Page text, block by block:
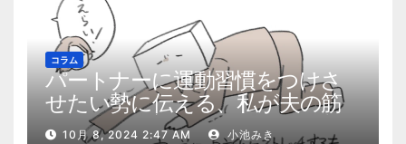
コラム
パートナーに運動習慣をつけさ
せたい勢に伝える、私が夫の筋
肉量を2kg増やした5ステップ
10月 8, 2024 2:47 AM 小池みき